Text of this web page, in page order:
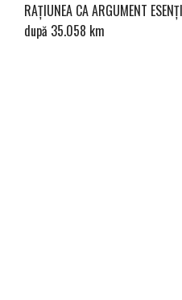
RAȚIUNEA CA ARGUMENT
după 35.058 km